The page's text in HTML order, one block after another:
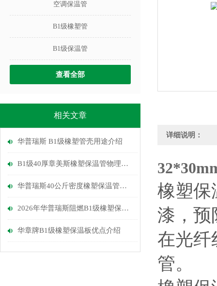
空调保温管
B1级橡塑管
B1级保温管
查看全部
相关文章
华普瑞斯 B1级橡塑管壳用途介绍
B1级40厚章美斯橡塑保温管物理性能介绍
华普瑞斯40公斤密度橡塑保温管优点
2026年华普瑞斯阻燃B1级橡塑保温管介绍
华章牌B1级橡塑保温板优点介绍
详细说明：
橡塑保
漆，预
在光纤
管。